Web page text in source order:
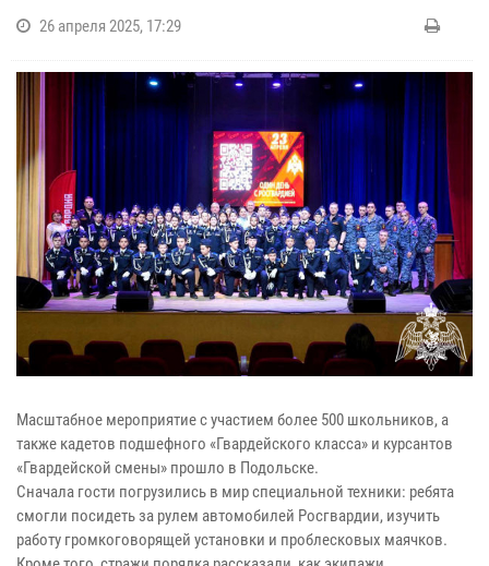
26 апреля 2025, 17:29
Масштабное мероприятие с участием более 500 школьников, а
также кадетов подшефного «Гвардейского класса» и курсантов
«Гвардейской смены» прошло в Подольске.
Сначала гости погрузились в мир специальной техники: ребята
смогли посидеть за рулем автомобилей Росгвардии, изучить
работу громкоговорящей установки и проблесковых маячков.